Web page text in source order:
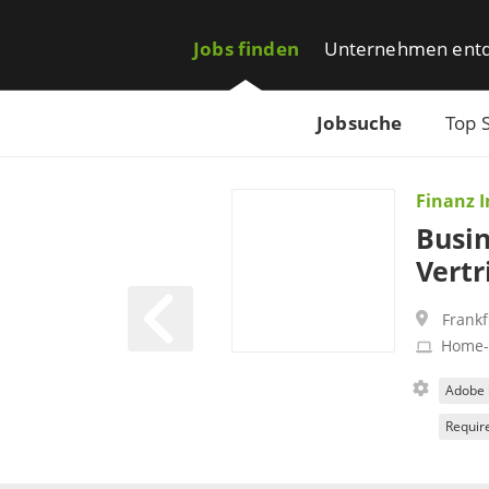
Jobs finden
Jobsuche Top
Unternehmen
Finanz
Adobe